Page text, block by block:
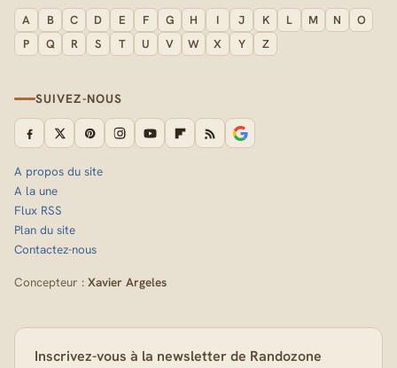
A B C D E F G H I J K L M N
O
P
Q R S T U V W X Y Z
SUIVEZ-NOUS
A propos du site
A la une
Flux RSS
Plan du site
Contactez-nous
Concepteur : Xavier Argeles
Inscrivez-vous à la newsletter de Randozone